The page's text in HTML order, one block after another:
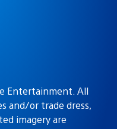
Entertainment. All
and/or trade dress,
imagery are